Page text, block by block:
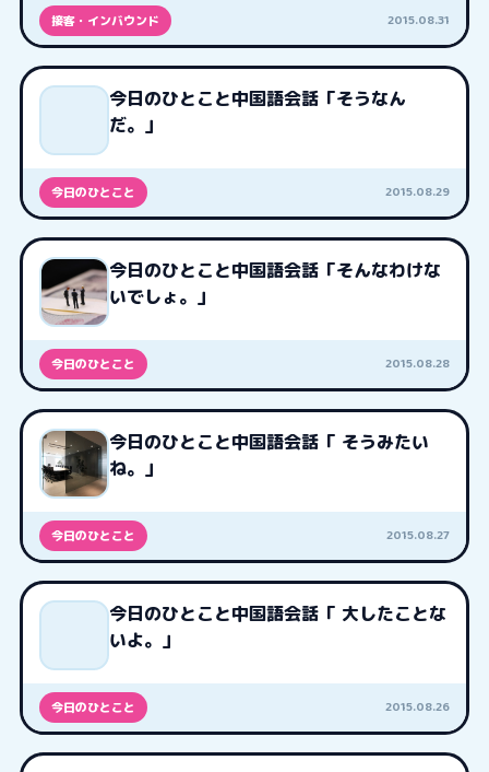
接客・インバウンド 2015.08.31
今日のひとこと中国語会話「そうなん
だ。」
今日のひとこと 2015.08.29
今日のひとこと中国語会話「そんなわけな
いでしょ。」
今日のひとこと 2015.08.28
今日のひとこと中国語会話「 そうみたい
ね。」
今日のひとこと 2015.08.27
今日のひとこと中国語会話「 大したことな
いよ。」
今日のひとこと 2015.08.26